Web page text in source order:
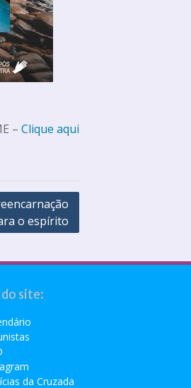
– Clique aqui
o espírito
site:
da Cruzada